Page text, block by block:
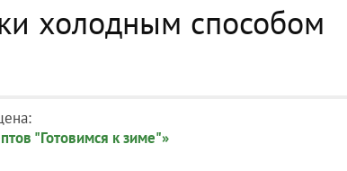
холодным способом
"Готовимся к зиме"»